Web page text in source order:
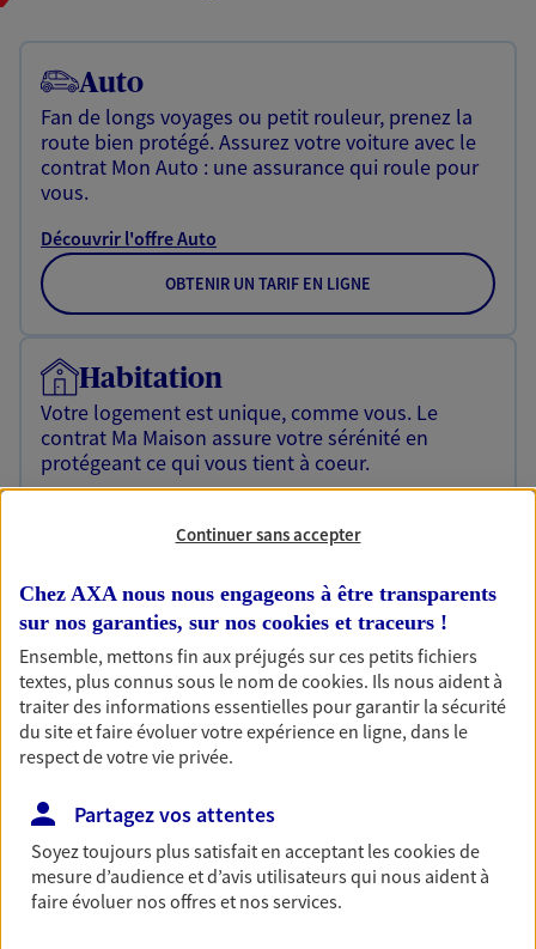
Auto
Fan de longs voyages ou petit rouleur, prenez la
route bien protégé. Assurez votre voiture avec le
contrat Mon Auto : une assurance qui roule pour
vous.
Découvrir l'offre Auto
OBTENIR UN TARIF EN LIGNE
Habitation
Votre logement est unique, comme vous. Le
contrat Ma Maison assure votre sérénité en
protégeant ce qui vous tient à coeur.
Garantie Accidents de la Vie
Bricoleuse, féru de jardinage, pâtissier en herbe
ou grande lectrice… personne n'est à l'abri d'un
accident du quotidien. Avec Ma Protection
Accident, protégez votre qualité de vie et vos
Découvrir l'offre Garantie Accidents de la Vie
OBTENIR UN TARIF EN LIGNE
Continuer sans accepter
Chez AXA nous nous engageons à être transparents
sur nos garanties, sur nos cookies et traceurs !
Ensemble, mettons fin aux préjugés sur ces petits fichiers
textes, plus connus sous le nom decookies. Ils nous aident à
traiter des informations essentielles pour garantir la sécurité
du site et faire évoluer votre expérience en ligne, dans le
respect de votre vie privée.
Partagez vos attentes
Soyez toujours plus satisfait en acceptant lescookiesde
mesure d’audience et d’avis utilisateurs qui nous aident à
faire évoluer nos offres et nos services.